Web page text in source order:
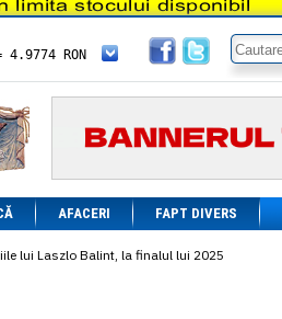
4.9774 RON
5.8304 RON
RON
RON
RON
RON
RON
RON
RON
AFACERI FAPT DIVERS
lui Laszlo Balint, la finalul lui 2025